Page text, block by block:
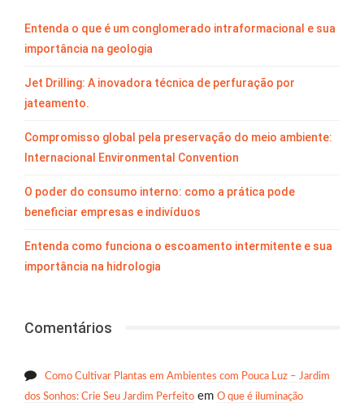
Entenda o que é um conglomerado intraformacional e sua
importância na geologia
Jet Drilling: A inovadora técnica de perfuração por
jateamento.
Compromisso global pela preservação do meio ambiente:
Internacional Environmental Convention
O poder do consumo interno: como a prática pode
beneficiar empresas e indivíduos
Entenda como funciona o escoamento intermitente e sua
importância na hidrologia
Comentários
Como Cultivar Plantas em Ambientes com Pouca Luz – Jardim
dos Sonhos: Crie Seu Jardim Perfeito em O que é iluminação